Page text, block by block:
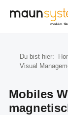
Zum Hauptinhalt
Du bist hier:
Visual
Mobiles